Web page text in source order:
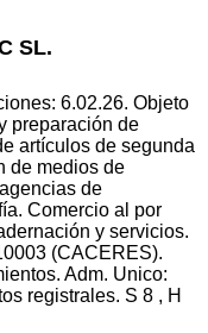
SL.
6.02.26. Objeto
preparación de
artículos de segunda
de medios de
de
Comercio al por
y servicios.
(CACERES).
Adm. Unico:
registrales. S 8 , H